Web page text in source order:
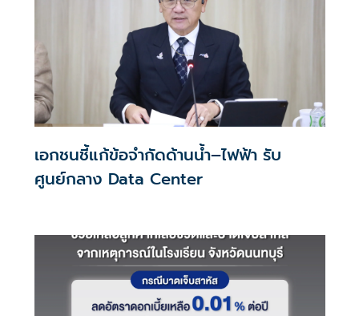
เอกชนชี้แก้ข้อจำกัดด้านน้ำ–ไฟฟ้า รับ
ศูนย์กลาง Data Center